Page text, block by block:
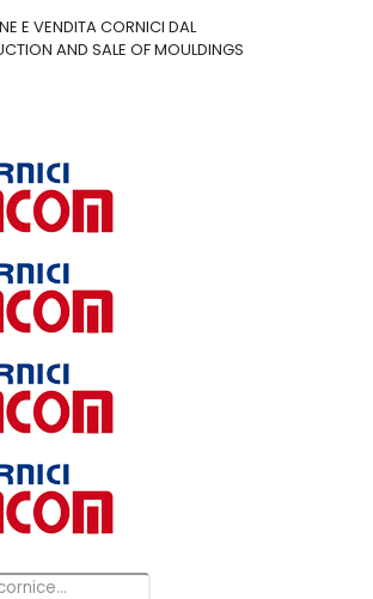
E VENDITA CORNICI DAL
AND SALE OF MOULDINGS